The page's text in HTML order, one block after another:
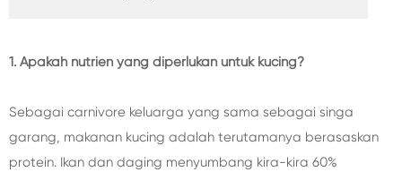
1. Apakah nutrien yang diperlukan untuk kucing?
Sebagai carnivore keluarga yang sama sebagai singa
garang, makanan kucing adalah terutamanya berasaskan
protein. Ikan dan daging menyumbang kira-kira 60%